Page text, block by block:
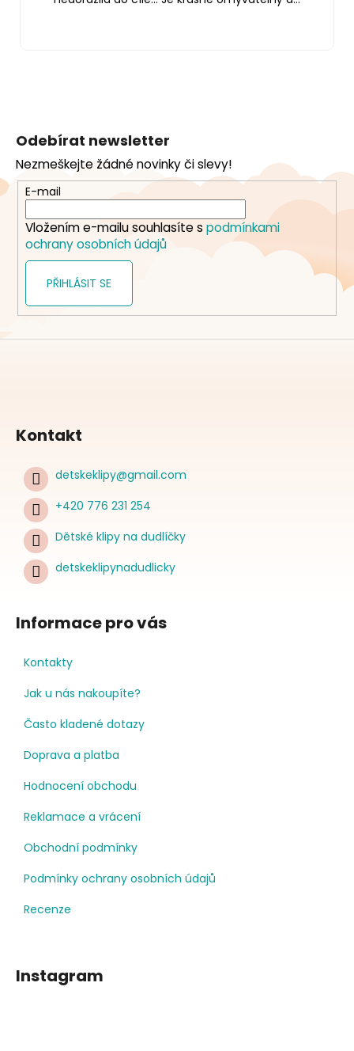
a
t
Odebírat newsletter
Nezmeškejte žádné novinky či slevy!
E-mail
Vložením e-mailu souhlasíte s podmínkami
ochrany osobních údajů
PŘIHLÁSIT SE
Kontakt
detskeklipy@gmail.com
+420 776 231 254
Dětské klipy na dudlíčky
detskeklipynadudlicky
Informace pro vás
Kontakty
Jak u nás nakoupíte?
Často kladené dotazy
Doprava a platba
Hodnocení obchodu
Reklamace a vrácení
Obchodní podmínky
Podmínky ochrany osobních údajů
Recenze
Instagram